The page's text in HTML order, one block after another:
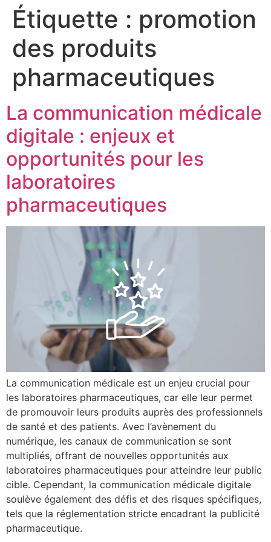
Étiquette : promotion
des produits
pharmaceutiques
La communication médicale
digitale : enjeux et
opportunités pour les
laboratoires
pharmaceutiques
La communication médicale est un enjeu crucial pour
les laboratoires pharmaceutiques, car elle leur permet
de promouvoir leurs produits auprès des professionnels
de santé et des patients. Avec l’avènement du
numérique, les canaux de communication se sont
multipliés, offrant de nouvelles opportunités aux
laboratoires pharmaceutiques pour atteindre leur public
cible. Cependant, la communication médicale digitale
soulève également des défis et des risques spécifiques,
tels que la réglementation stricte encadrant la publicité
pharmaceutique.